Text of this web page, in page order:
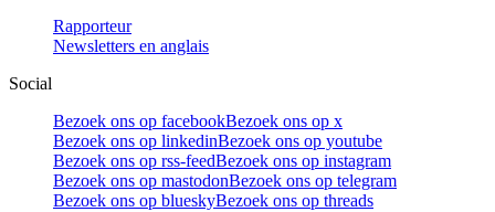
Rapporteur
Newsletters en anglais
Social
Bezoek ons op facebookBezoek ons op x
Bezoek ons op linkedinBezoek ons op youtube
Bezoek ons op rss-feedBezoek ons op instagram
Bezoek ons op mastodonBezoek ons op telegram
Bezoek ons op blueskyBezoek ons op threads